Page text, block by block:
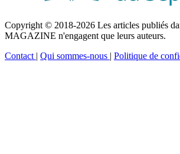
Copyright © 2018-2026 Les articles publiés
MAGAZINE n'engagent que leurs auteurs.
Contact | Qui sommes-nous | Politique de